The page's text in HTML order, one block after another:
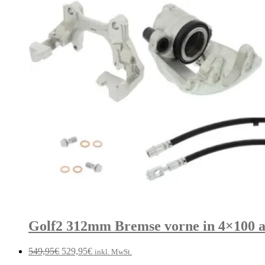
Golf2 312mm Bremse vorne in 4×100
549,95€ Ursprünglicher
529,95€Aktueller
inkl. MwSt.